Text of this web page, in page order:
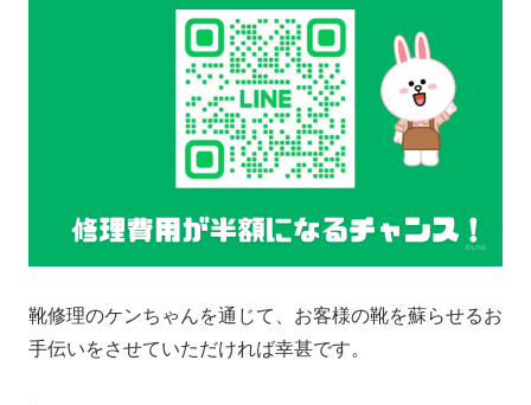
靴修理のケンちゃんを通じて、お客様の靴を蘇らせるお
手伝いをさせていただければ幸甚です。